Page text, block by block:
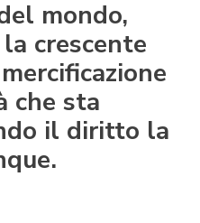
mondo,
crescente
che sta
il diritto la